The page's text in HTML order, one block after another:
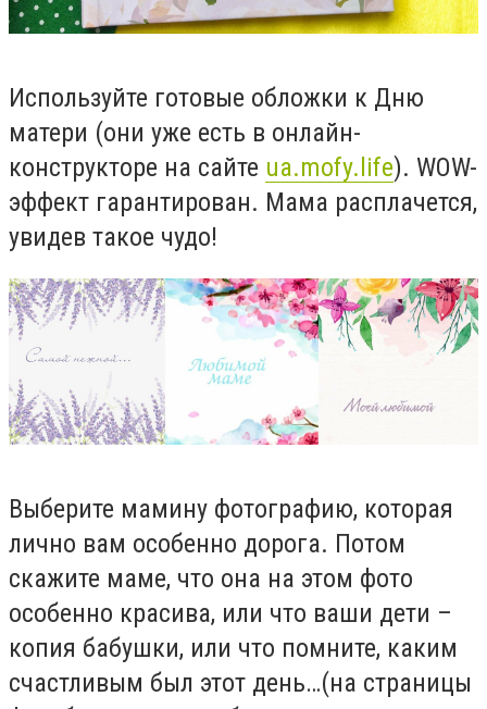
Используйте готовые обложки к Дню
матери (они уже есть в онлайн-
конструкторе на сайте ua.mofy.life). WOW-
эффект гарантирован. Мама расплачется,
увидев такое чудо!
Выберите мамину фотографию, которая
лично вам особенно дорога. Потом
скажите маме, что она на этом фото
особенно красива, или что ваши дети –
копия бабушки, или что помните, каким
счастливым был этот день…(на страницы